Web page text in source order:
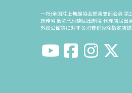
一社)全国陸上無線協会関東支部会員 第
総務省 販売代理店届出制度 代理店届出
外国公館等に対する消費税免除指定店舗